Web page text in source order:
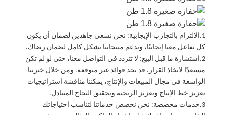
1. الالتزام بالتجارب الإيجابية: نحن نسعى جاهدين لضمان أن يكون
كل تفاعل معنا إيجابيًا، وندعم منتجاتنا بشكل كامل لضمان رضاك.
2. استشارة ما قبل البيع: لا تتردد في التواصل معنا، حتى لو لم تكن
مستعدًا لاتخاذ القرار. قد تجد فوائد غير متوقعة. ومن خلال خبرتنا
الواسعة في مجال المبيعات والإنتاج، يمكننا مناقشة استراتيجيات
تعزيز خط الإنتاج وتعزيز الربحية وتحقيق النجاح المتبادل.
3. خدمات مخصصة: نحن نخصص خدماتنا لتناسب احتياجاتك